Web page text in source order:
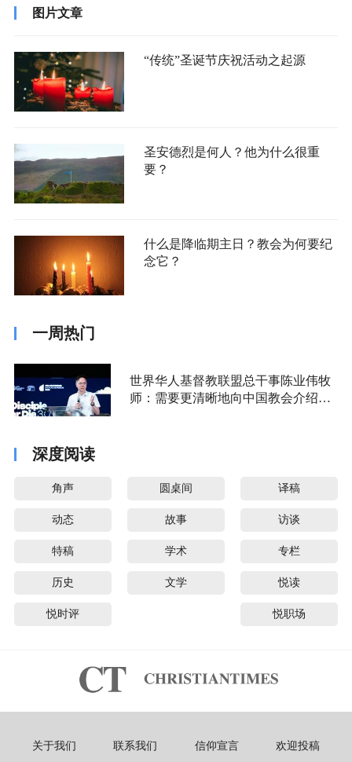
图片文章
“传统”圣诞节庆祝活动之起源
圣安德烈是何人？他为什么很重
要？
什么是降临期主日？教会为何要纪
念它？
一周热门
世界华人基督教联盟总干事陈业伟牧
师：需要更清晰地向中国教会介绍福
深度阅读
角声 圆桌间 译稿
动态 故事 访谈
特稿 学术 专栏
历史 文学 悦读
悦时评 悦职场
关于我们 联系我们 信仰宣言 欢迎投稿